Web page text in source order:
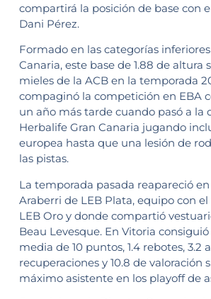
compartirá la posición de base con
Dani Pérez.
Formado en las categorías
Canaria, este base de 1.88 de altura
mieles de la ACB en la temporada
compaginó la competición en EBA
un año más tarde cuando pasó a la
Herbalife Gran Canaria jugando
europea hasta que una lesión de
las pistas.
La temporada pasada reapareció
Araberri de LEB Plata, equipo con
LEB Oro y donde compartió
Beau Levesque. En Vitoria
media de 10 puntos, 1.4 rebotes, 3.2
recuperaciones y 10.8 de valoración
máximo asistente en los playoff de